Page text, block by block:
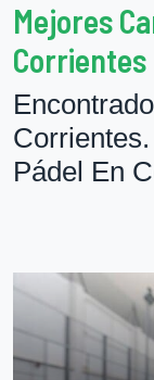
Mejores
Corrientes
Pádel En